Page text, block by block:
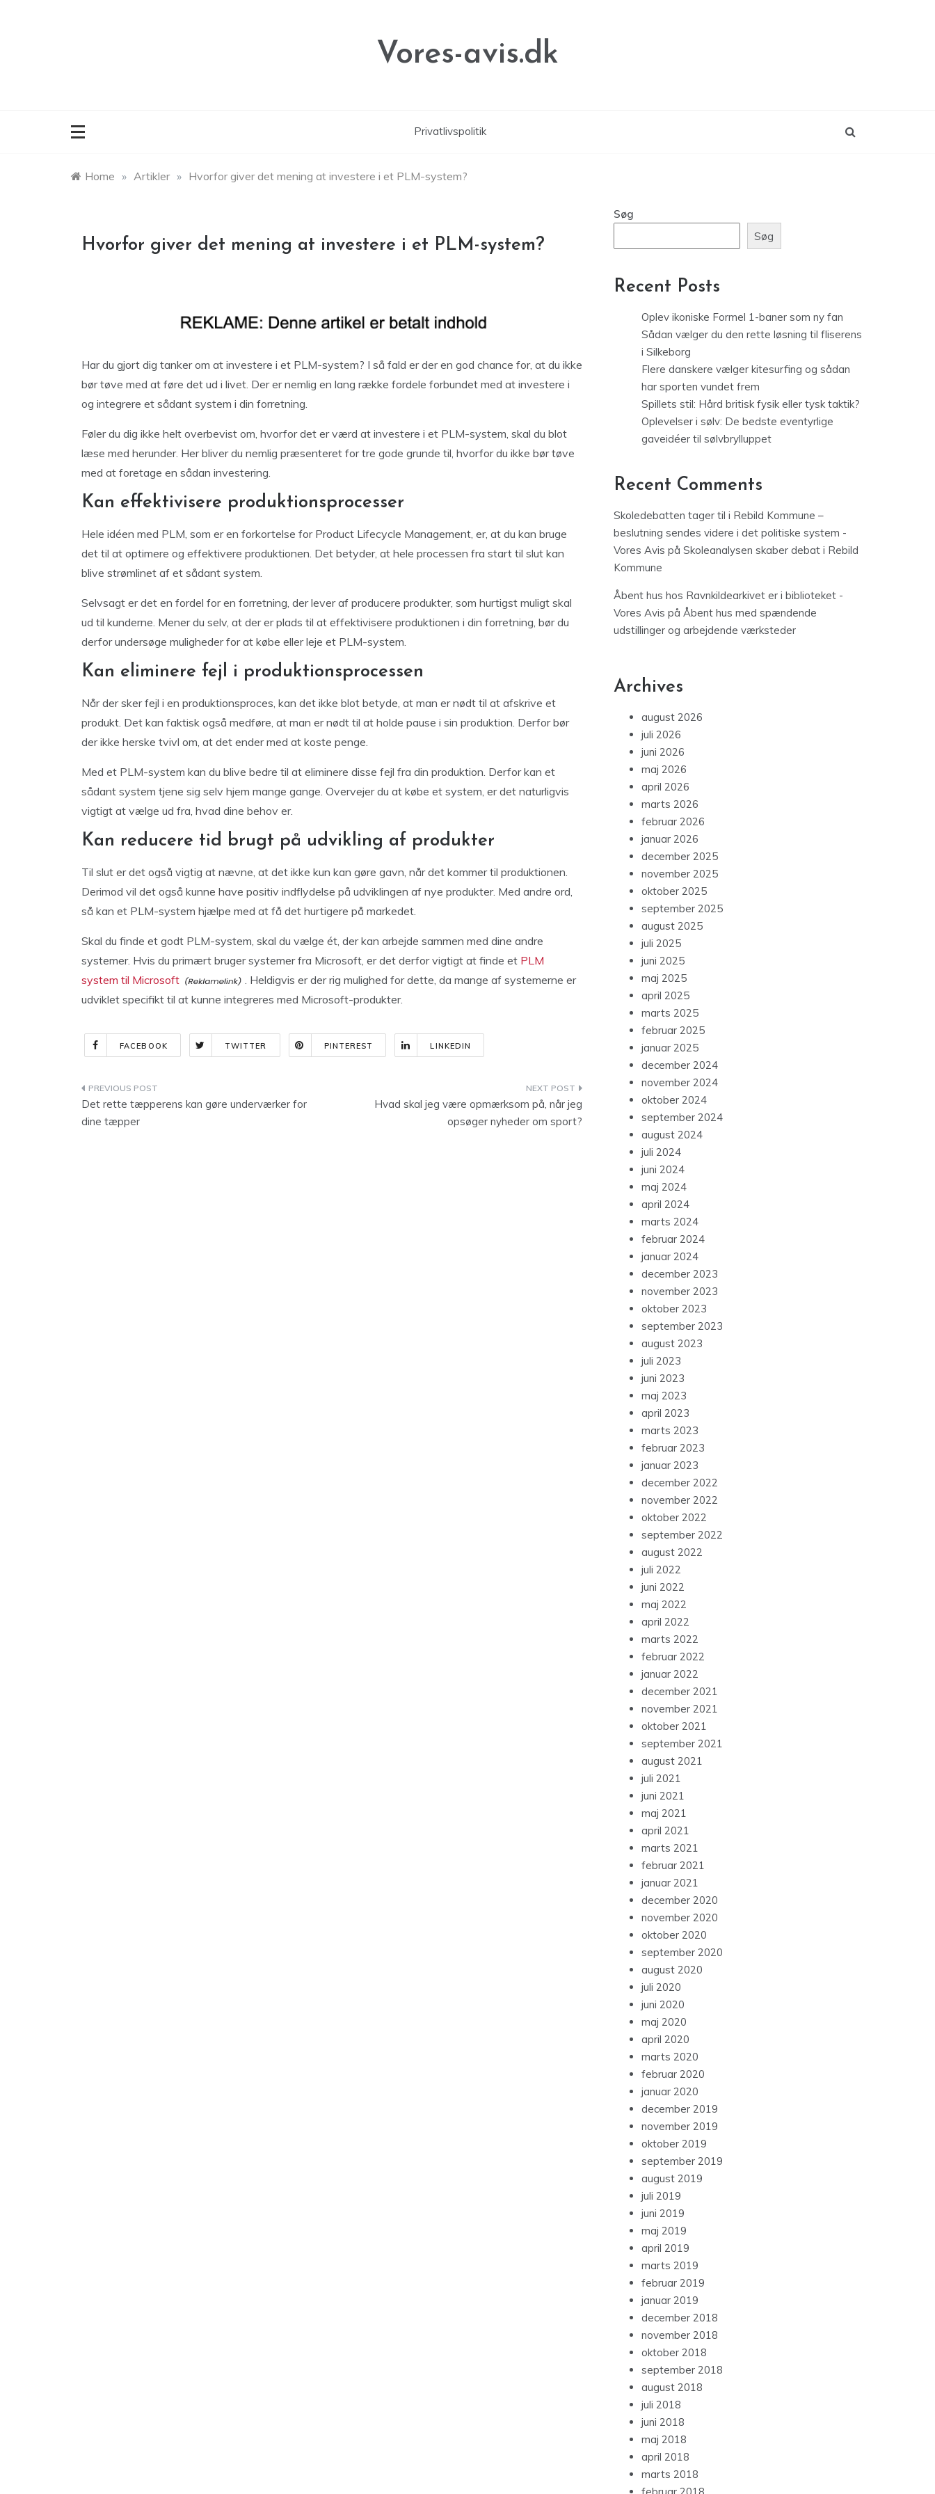
Vores-avis.dk
Privatlivspolitik
Home » Artikler » Hvorfor giver det mening at investere i et PLM-system?
Hvorfor giver det mening at investere i et PLM-system?
Har du gjort dig tanker om at investere i et PLM-system? I så fald er der en god chance for, at du ikke
bør tøve med at føre det ud i livet. Der er nemlig en lang række fordele forbundet med at investere i
og integrere et sådant system i din forretning.
Føler du dig ikke helt overbevist om, hvorfor det er værd at investere i et PLM-system, skal du blot
læse med herunder. Her bliver du nemlig præsenteret for tre gode grunde til, hvorfor du ikke bør tøve
med at foretage en sådan investering.
Kan effektivisere produktionsprocesser
Hele idéen med PLM, som er en forkortelse for Product Lifecycle Management, er, at du kan bruge
det til at optimere og effektivere produktionen. Det betyder, at hele processen fra start til slut kan
blive strømlinet af et sådant system.
Selvsagt er det en fordel for en forretning, der lever af producere produkter, som hurtigst muligt skal
ud til kunderne. Mener du selv, at der er plads til at effektivisere produktionen i din forretning, bør du
derfor undersøge muligheder for at købe eller leje et PLM-system.
Kan eliminere fejl i produktionsprocessen
Når der sker fejl i en produktionsproces, kan det ikke blot betyde, at man er nødt til at afskrive et
produkt. Det kan faktisk også medføre, at man er nødt til at holde pause i sin produktion. Derfor bør
der ikke herske tvivl om, at det ender med at koste penge.
Med et PLM-system kan du blive bedre til at eliminere disse fejl fra din produktion. Derfor kan et
sådant system tjene sig selv hjem mange gange. Overvejer du at købe et system, er det naturligvis
vigtigt at vælge ud fra, hvad dine behov er.
Kan reducere tid brugt på udvikling af produkter
Til slut er det også vigtig at nævne, at det ikke kun kan gøre gavn, når det kommer til produktionen.
Derimod vil det også kunne have positiv indflydelse på udviklingen af nye produkter. Med andre ord,
så kan et PLM-system hjælpe med at få det hurtigere på markedet.
Skal du finde et godt PLM-system, skal du vælge ét, der kan arbejde sammen med dine andre
systemer. Hvis du primært bruger systemer fra Microsoft, er det derfor vigtigt at finde et PLM
system til Microsoft
. Heldigvis er der rig mulighed for dette, da mange af systemerne er
udviklet specifikt til at kunne integreres med Microsoft-produkter.
FACEBOOK TWITTER PINTEREST LINKEDIN
Indlægsnavigation
Det rette tæpperens kan gøre underværker for
dine tæpper
Hvad skal jeg være opmærksom på, når jeg
opsøger nyheder om sport?
Søg
Søg
Recent Posts
Oplev ikoniske Formel 1-baner som ny fan
Sådan vælger du den rette løsning til fliserens
i Silkeborg
Flere danskere vælger kitesurfing og sådan
har sporten vundet frem
Spillets stil: Hård britisk fysik eller tysk taktik?
Oplevelser i sølv: De bedste eventyrlige
gaveidéer til sølvbrylluppet
Recent Comments
Skoledebatten tager til i Rebild Kommune –
beslutning sendes videre i det politiske system -
Vores Avis på Skoleanalysen skaber debat i Rebild
Kommune
Åbent hus hos Ravnkildearkivet er i biblioteket -
Vores Avis på Åbent hus med spændende
udstillinger og arbejdende værksteder
Archives
august 2026
juli 2026
juni 2026
maj 2026
april 2026
marts 2026
februar 2026
januar 2026
december 2025
november 2025
oktober 2025
september 2025
august 2025
juli 2025
juni 2025
maj 2025
april 2025
marts 2025
februar 2025
januar 2025
december 2024
november 2024
oktober 2024
september 2024
august 2024
juli 2024
juni 2024
maj 2024
april 2024
marts 2024
februar 2024
januar 2024
december 2023
november 2023
oktober 2023
september 2023
august 2023
juli 2023
juni 2023
maj 2023
april 2023
marts 2023
februar 2023
januar 2023
december 2022
november 2022
oktober 2022
september 2022
august 2022
juli 2022
juni 2022
maj 2022
april 2022
marts 2022
februar 2022
januar 2022
december 2021
november 2021
oktober 2021
september 2021
august 2021
juli 2021
juni 2021
maj 2021
april 2021
marts 2021
februar 2021
januar 2021
december 2020
november 2020
oktober 2020
september 2020
august 2020
juli 2020
juni 2020
maj 2020
april 2020
marts 2020
februar 2020
januar 2020
december 2019
november 2019
oktober 2019
september 2019
august 2019
juli 2019
juni 2019
maj 2019
april 2019
marts 2019
februar 2019
januar 2019
december 2018
november 2018
oktober 2018
september 2018
august 2018
juli 2018
juni 2018
maj 2018
april 2018
marts 2018